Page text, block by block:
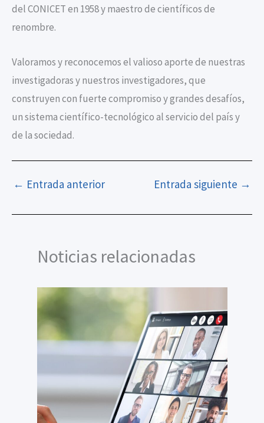
del CONICET en 1958 y maestro de científicos de
renombre.
Valoramos y reconocemos el valioso aporte de nuestras
investigadoras y nuestros investigadores, que
construyen con fuerte compromiso y grandes desafíos,
un sistema científico-tecnológico al servicio del país y
de la sociedad.
← Entrada anterior Entrada siguiente →
Noticias relacionadas